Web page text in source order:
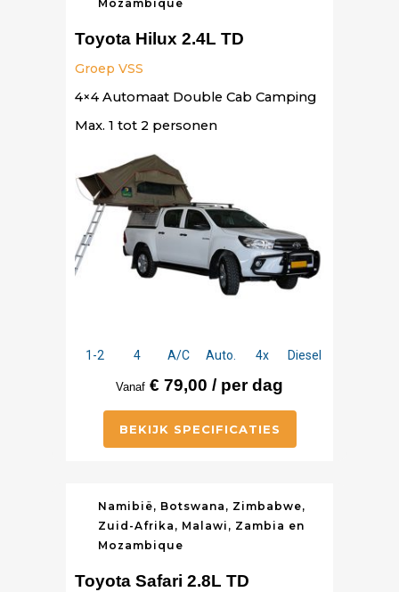
Mozambique
Toyota Hilux 2.4L TD
Groep VSS
4×4 Automaat Double Cab Camping
Max. 1 tot 2 personen
1-2 4 A/C Auto. 4x Diesel
Vanaf € 79,00 / per dag
BEKIJK SPECIFICATIES
Namibië, Botswana, Zimbabwe,
Zuid-Afrika, Malawi, Zambia en
Mozambique
Toyota Safari 2.8L TD